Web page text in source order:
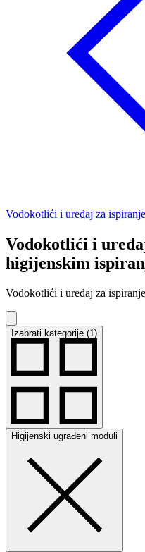
Vodokotlići i uređaj za
Vodokotlići i
higijenskim
Vodokotlići i uređaj za
Izabrati kategorije (1)
Higijenski ugrađeni moduli